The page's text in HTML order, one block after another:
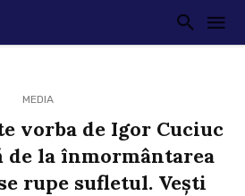
MEDIA
vorba de Igor Cuciuc
de la înmormântarea
rupe sufletul. Vești